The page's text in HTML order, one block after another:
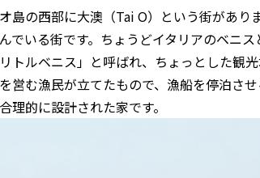
島の西部に大澳（Tai O）という街があり
でいる街です。ちょうどイタリアのベニ
トルベニス」と呼ばれ、ちょっとした観
営む漁民が立てたもので、漁船を停泊さ
理的に設計された家です。